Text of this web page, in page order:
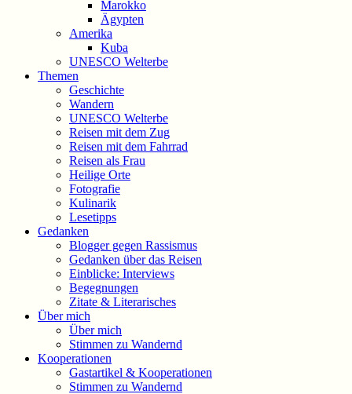
Marokko
Ägypten
Amerika
Kuba
UNESCO Welterbe
Themen
Geschichte
Wandern
UNESCO Welterbe
Reisen mit dem Zug
Reisen mit dem Fahrrad
Reisen als Frau
Heilige Orte
Fotografie
Kulinarik
Lesetipps
Gedanken
Blogger gegen Rassismus
Gedanken über das Reisen
Einblicke: Interviews
Begegnungen
Zitate & Literarisches
Über mich
Über mich
Stimmen zu Wandernd
Kooperationen
Gastartikel & Kooperationen
Stimmen zu Wandernd